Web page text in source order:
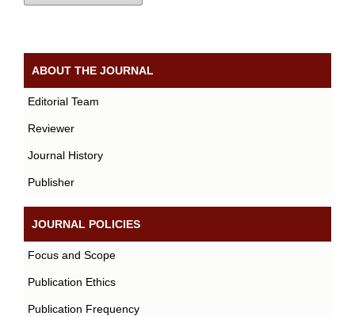
ABOUT THE JOURNAL
Editorial Team
Reviewer
Journal History
Publisher
JOURNAL POLICIES
Focus and Scope
Publication Ethics
Publication Frequency